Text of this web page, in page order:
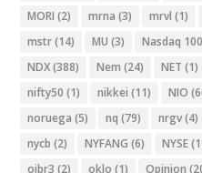
MORI (2) mrna (3) mrvl (1)
mstr(14) MU (3) Nasdaq 100
NDX(388) Nem (24) NET (1)
nifty50 (1) nikkei (11) NIO
noruega (5) nq (79) nrgv(4)
nycb (2) NYFANG (6) NYSE
oibr3 (2) oklo (1) Opinion